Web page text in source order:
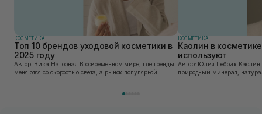
КОСМЕТИКА
Топ 10 брендов уходовой косметики в
2025 году
Автор: Вика Нагорная В современном мире, где тренды
меняются со скоростью света, а рынок популярной
КОСМЕТИКА
Каолин в
используют
Автор: Юлия Цебрик Каолин в косметологии – это
природный минерал,